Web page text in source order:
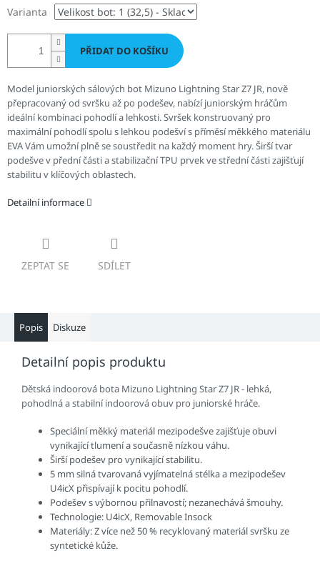
Varianta
PŘIDAT DO KOŠÍKU
Model juniorských sálových bot Mizuno Lightning Star Z7 JR, nově
přepracovaný od svršku až po podešev, nabízí juniorským hráčům
ideální kombinaci pohodlí a lehkosti. Svršek konstruovaný pro
maximální pohodlí spolu s lehkou podešví s příměsí měkkého materiálu
EVA Vám umožní plně se soustředit na každý moment hry. Širší tvar
podešve v přední části a stabilizační TPU prvek ve střední části zajišťují
stabilitu v klíčových oblastech.
Detailní informace
ZEPTAT SE SDÍLET
Popis Diskuze
Detailní popis produktu
Dětská indoorová bota Mizuno Lightning Star Z7 JR - lehká,
pohodlná a stabilní indoorová obuv pro juniorské hráče.
Speciální měkký materiál mezipodešve zajišťuje obuvi
vynikající tlumení a současně nízkou váhu.
Širší podešev pro vynikající stabilitu.
5 mm silná tvarovaná vyjímatelná stélka a mezipodešev
U4icX přispívají k pocitu pohodlí.
Podešev s výbornou přilnavostí; nezanechává šmouhy.
Technologie: U4icX, Removable Insock
Materiály: Z více než 50 % recyklovaný materiál svršku ze
syntetické kůže.